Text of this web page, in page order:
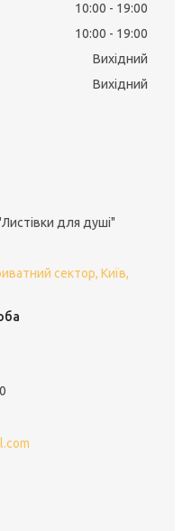
10:00
19:00
10:00
19:00
Вихідний
Вихідний
для душі"
сектор, Київ,